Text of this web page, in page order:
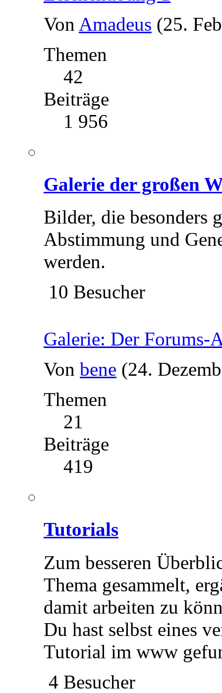
Von Amadeus (25.
Themen
42
Beiträge
1 956
Galerie der großen
Bilder, die besonders
Abstimmung und
werden.
10 Besucher
Galerie: Der Forums-
Von bene (24.
Themen
21
Beiträge
419
Tutorials
Zum besseren
Thema gesammelt,
damit arbeiten zu
Du hast selbst eines
Tutorial im www
4 Besucher